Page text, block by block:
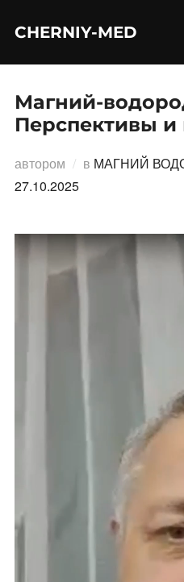
CHERNIY-MED
Магний-
Перспективы
автором в МАГНИЙ
27.10.2025